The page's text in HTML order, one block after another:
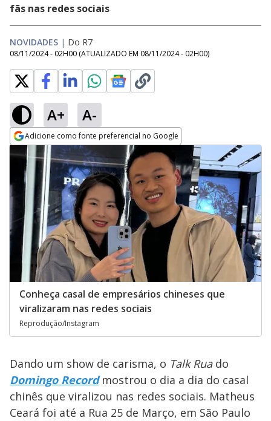
fãs nas redes sociais
NOVIDADES | Do R7
08/11/2024 - 02H00 (ATUALIZADO EM 08/11/2024 - 02H00)
A+ A-
Adicione como fonte preferencial no Google
Opens in new window
Conheça casal de empresários chineses que
viralizaram nas redes sociais
Reprodução/Instagram
Dando um show de carisma, o Talk Ruado
Domingo Recordmostrou o dia a dia do casal
chinês que viralizou nas redes sociais. Matheus
Ceará foi até a Rua 25 de Março, em São Paulo